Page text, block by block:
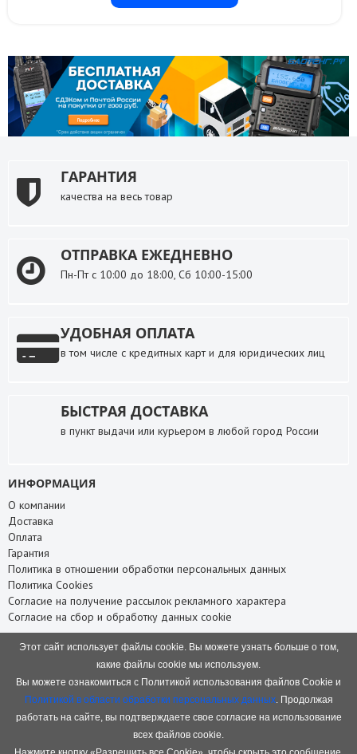
ГАРАНТИЯ
качества на весь товар
ОТПРАВКА ЕЖЕДНЕВНО
Пн-Пт с 10:00 до 18:00, Сб 10:00-15:00
УДОБНАЯ ОПЛАТА
в том числе с кредитных карт и для юридических лиц
БЫСТРАЯ ДОСТАВКА
в пункт выдачи или курьером в любой город России
ИНФОРМАЦИЯ
О компании
Доставка
Оплата
Гарантия
Политика в отношении обработки персональных данных
Политика Cookies
Согласие на получение рассылок рекламного характера
Согласие на сбор и обработку данных cookie
Карта сайта
НАШИ КОНТАКТЫ
8 (8332) 75-66-88
Этот сайт использует файлы cookie. Вы можете узнать больше о том,
какие файлы cookie мы используем.
Вы можете ознакомиться с Политикой использования файлов Cookie и
Политикой в области обработки персональных данных. Продолжая
работать на сайте, вы подтверждаете свое согласие на использование
всех файлов cookie.